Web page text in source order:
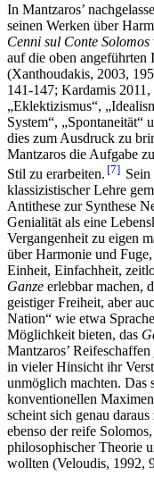
In Mantzaros’
seinen Werken über
Cenni sul Conte Solomos
auf die oben angeführten
(Xanthoudakis, 2003,
141-147; Kardamis
„Eklektizismus“,
System“, „Spontaneität“
dies zum Ausdruck zu
Mantzaros die Aufgabe
Stil zu erarbeiten. 7
klassizistischer Lehre
Antithese zur Synthese
Genialität als eine
Vergangenheit zu eigen
über Harmonie und
Einheit, Einfachheit,
Ganze erlebbar machen,
geistiger Freiheit, aber
Nation“ wie etwa
Möglichkeit bieten, das
Mantzaros’
in vieler Hinsicht ihr
unmöglich machten. Das
konventionellen
scheint sich genau
ebenso der reife
philosophischer Theorie
wollten (Veloudis, 1992,